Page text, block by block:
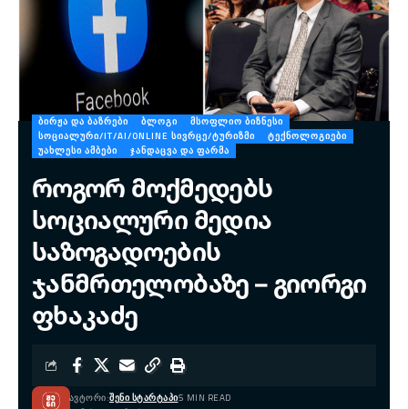
ᲑᲘᲠᲟᲐ ᲓᲐ ᲑᲐᲖᲠᲔᲑᲘ ᲑᲚᲝᲒᲘ
ᲛᲡᲝᲤᲚᲘᲝ ᲑᲘᲖᲜᲔᲡᲘ
ᲡᲝᲪᲘᲐᲚᲣᲠᲘ/IT/AI/ONLINE ᲡᲘᲕᲠᲪᲔ/ᲢᲣᲠᲘᲖᲛᲘ
ᲢᲔᲥᲜᲝᲚᲝᲒᲘᲔᲑᲘ
ᲣᲐᲮᲚᲔᲡᲘ ᲐᲛᲑᲔᲑᲘ
ᲯᲐᲜᲓᲐᲪᲕᲐ ᲓᲐ ᲤᲐᲠᲛᲐ
როგორ მოქმედებს
სოციალური მედია
საზოგადოების
ჯანმრთელობაზე – გიორგი
ფხაკაძე
ᲐᲕᲢᲝᲠᲘ:ᲨᲔᲜᲘ ᲡᲢᲐᲠᲢᲐᲞᲘ5 MIN READ